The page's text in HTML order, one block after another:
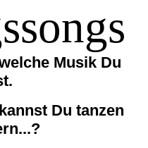
Musik Du
Du tanzen